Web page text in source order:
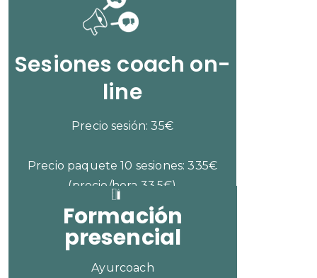
CONSULTAR PRECIOS
Sesiones coach on-
line
Precio sesión: 35€
Precio paquete 10 sesiones: 335€
(precio/hora 33,5€)
Formación
presencial
Ayurcoach